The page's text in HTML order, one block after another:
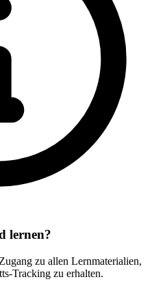
lernen?
zu allen Lernmaterialien,
Tracking zu erhalten.